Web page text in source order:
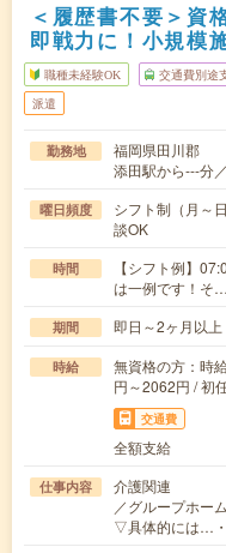
＜履歴書不要＞資
即戦力に！小規模
職種未経験OK 交通費別途
派遣
勤務地
福岡県田川郡
添田駅から---分
曜日頻度
シフト制（月～
談OK
時間
【シフト例】
は一例です！そ…
期間 即日～2ヶ月以上
時給
無資格の方：時
円～2062円 / 初
交通費
全額支給
仕事内容
介護関連
／グループホー
▽具体的には…